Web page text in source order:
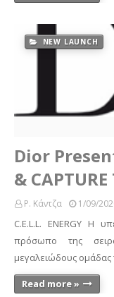
NEW LAUNCH
Dior
& CAPTURE
Ρ. Κάντζα 1/09/
C.E.L.L. ENERGY Η
πρόσωπο της
μεγαλειώδους
Read more »